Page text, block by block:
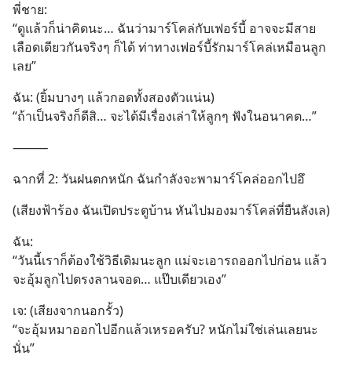
พี่ชาย:
“ดูแล้วก็น่าคิดนะ… ฉันว่ามาร์โคล่กับเฟอร์บี้ อาจจะมีสาย
เลือดเดียวกันจริงๆ ก็ได้ ท่าทางเฟอร์บี้รักมาร์โคล่เหมือนลูก
เลย”
ฉัน: (ยิ้มบางๆ แล้วกอดทั้งสองตัวแน่น)
“ถ้าเป็นจริงก็ดีสิ… จะได้มีเรื่องเล่าให้ลูกๆ ฟังในอนาคต…”
⸻
ฉากที่ 2: วันฝนตกหนัก ฉันกำลังจะพามาร์โคล่ออกไปอึ
(เสียงฟ้าร้อง ฉันเปิดประตูบ้าน หันไปมองมาร์โคล่ที่ยืนลังเล)
ฉัน:
“วันนี้เราก็ต้องใช้วิธีเดิมนะลูก แม่จะเอารถออกไปก่อน แล้ว
จะอุ้มลูกไปตรงลานจอด… แป๊บเดียวเอง”
เจ: (เสียงจากนอกรั้ว)
“จะอุ้มหมาออกไปอีกแล้วเหรอครับ? หนักไม่ใช่เล่นเลยนะ
นั่น”